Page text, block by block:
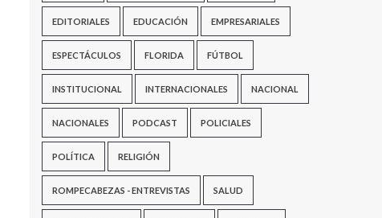
EDITORIALES EDUCACIÓN EMPRESARIALES
ESPECTÁCULOS FLORIDA FÚTBOL
INSTITUCIONAL INTERNACIONALES NACIONAL
NACIONALES PODCAST POLICIALES
POLÍTICA RELIGIÓN
ROMPECABEZAS - ENTREVISTAS SALUD